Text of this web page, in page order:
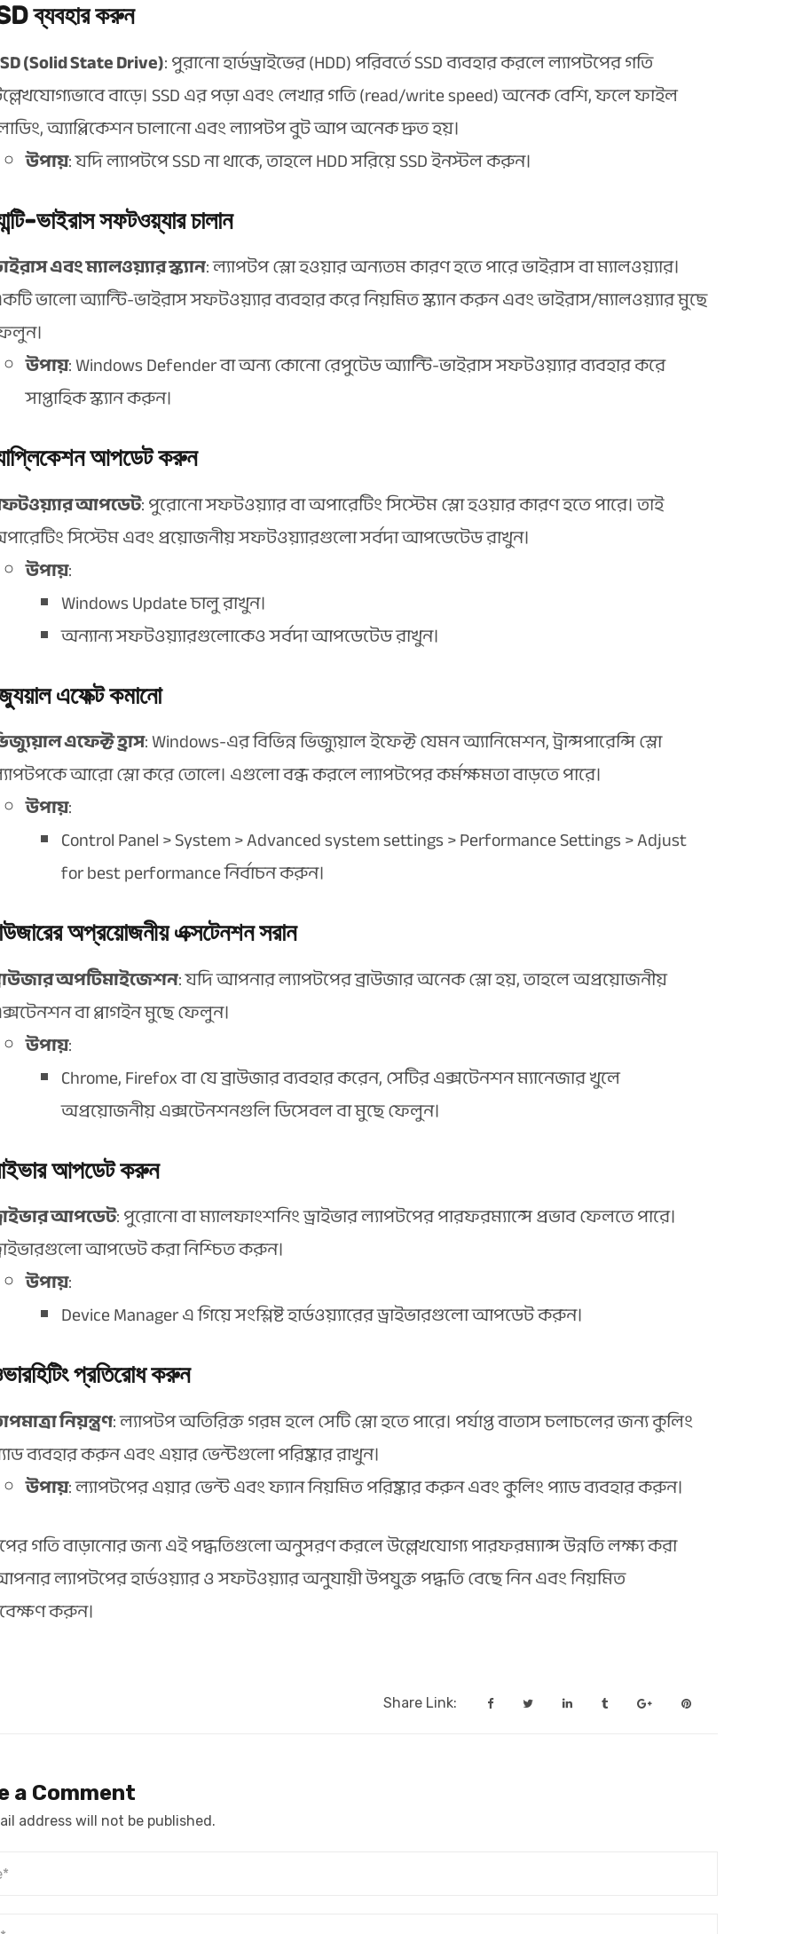
ব্যবহার করুন
(Solid State Drive): পুরানো হার্ডড্রাইভের (HDD) পরিবর্তে SSD ব্যবহার করলে ল্যাপটপের গতি
বাড়ে। SSD এর পড়া এবং লেখার গতি (read/write speed) অনেক বেশি, ফলে ফাইল
অ্যাপ্লিকেশন চালানো এবং ল্যাপটপ বুট আপ অনেক দ্রুত হয়।
উপায়: যদি ল্যাপটপে SSD না থাকে, তাহলে HDD সরিয়ে SSD ইনস্টল করুন।
ভাইরাস সফটওয়্যার চালান
এবং ম্যালওয়্যার স্ক্যান: ল্যাপটপ স্লো হওয়ার অন্যতম কারণ হতে পারে ভাইরাস বা ম্যালওয়্যার।
ভালো অ্যান্টি-ভাইরাস সফটওয়্যার ব্যবহার করে নিয়মিত স্ক্যান করুন এবং ভাইরাস/ম্যালওয়্যার মুছে
উপায়: Windows Defender বা অন্য কোনো রেপুটেড অ্যান্টি-ভাইরাস সফটওয়্যার ব্যবহার করে
সাপ্তাহিক স্ক্যান করুন।
আপডেট করুন
আপডেট: পুরোনো সফটওয়্যার বা অপারেটিং সিস্টেম স্লো হওয়ার কারণ হতে পারে। তাই
সিস্টেম এবং প্রয়োজনীয় সফটওয়্যারগুলো সর্বদা আপডেটেড রাখুন।
উপায়:
Windows Update চালু রাখুন।
অন্যান্য সফটওয়্যারগুলোকেও সর্বদা আপডেটেড রাখুন।
এফেক্ট কমানো
এফেক্ট হ্রাস: Windows-এর বিভিন্ন ভিজ্যুয়াল ইফেক্ট যেমন অ্যানিমেশন, ট্রান্সপারেন্সি স্লো
আরো স্লো করে তোলে। এগুলো বন্ধ করলে ল্যাপটপের কর্মক্ষমতা বাড়তে পারে।
উপায়:
Control Panel > System > Advanced system settings > Performance Settings > Adjust
for best performance নির্বাচন করুন।
অপ্রয়োজনীয় এক্সটেনশন সরান
অপটিমাইজেশন: যদি আপনার ল্যাপটপের ব্রাউজার অনেক স্লো হয়, তাহলে অপ্রয়োজনীয়
বা প্লাগইন মুছে ফেলুন।
উপায়:
Chrome, Firefox বা যে ব্রাউজার ব্যবহার করেন, সেটির এক্সটেনশন ম্যানেজার খুলে
অপ্রয়োজনীয় এক্সটেনশনগুলি ডিসেবল বা মুছে ফেলুন।
আপডেট করুন
আপডেট: পুরোনো বা ম্যালফাংশনিং ড্রাইভার ল্যাপটপের পারফরম্যান্সে প্রভাব ফেলতে পারে।
আপডেট করা নিশ্চিত করুন।
উপায়:
Device Manager এ গিয়ে সংশ্লিষ্ট হার্ডওয়্যারের ড্রাইভারগুলো আপডেট করুন।
প্রতিরোধ করুন
নিয়ন্ত্রণ: ল্যাপটপ অতিরিক্ত গরম হলে সেটি স্লো হতে পারে। পর্যাপ্ত বাতাস চলাচলের জন্য কুলিং
ব্যবহার করুন এবং এয়ার ভেন্টগুলো পরিষ্কার রাখুন।
উপায়: ল্যাপটপের এয়ার ভেন্ট এবং ফ্যান নিয়মিত পরিষ্কার করুন এবং কুলিং প্যাড ব্যবহার করুন।
গতি বাড়ানোর জন্য এই পদ্ধতিগুলো অনুসরণ করলে উল্লেখযোগ্য পারফরম্যান্স উন্নতি লক্ষ্য করা
ল্যাপটপের হার্ডওয়্যার ও সফটওয়্যার অনুযায়ী উপযুক্ত পদ্ধতি বেছে নিন এবং নিয়মিত
করুন।
Share Link:
a Comment
address will not be published.